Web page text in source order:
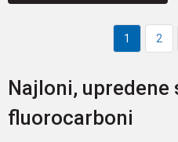
1 2
Najloni, upredene
fluorocarboni